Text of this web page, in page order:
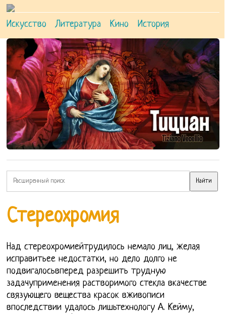
Искусство Литература Кино История
Стереохромия
Над стереохромиейтрудилось немало лиц, желая
исправитьее недостатки, но дело долго не
подвигалосьвперед разрешить трудную
задачуприменения растворимого стекла вкачестве
связующего вещества красок вживописи
впоследствии удалось лишьтехнологу А. Кейму,